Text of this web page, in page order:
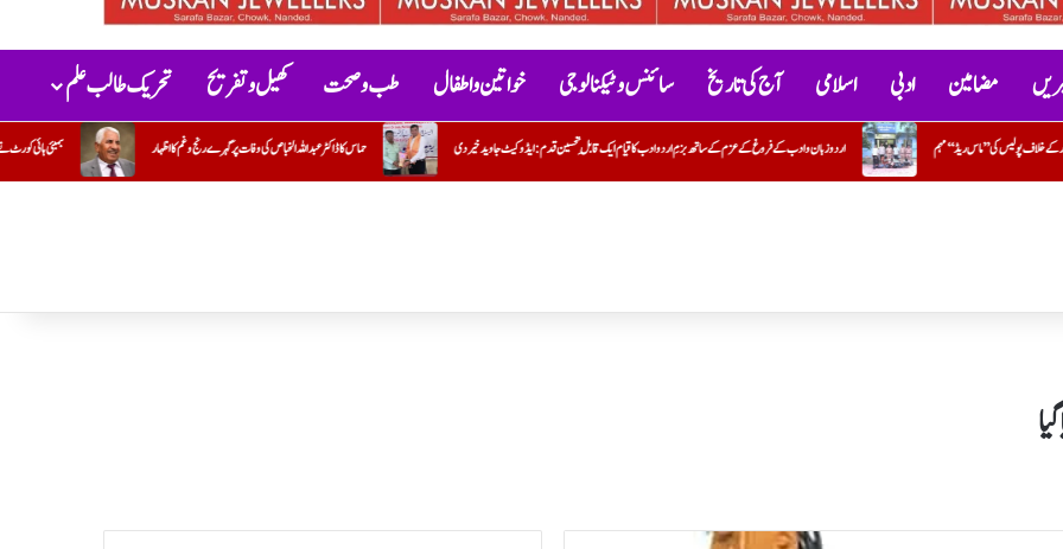
مضامین ادبی اسلامی آج کی تاریخ سائنس و ٹیکنالوجی خواتین و اطفال طب و صحت کھیل و تفریح تحریک طالب علم
بمبئی ہائی کورٹ نے ہڑتالی ڈاکٹروں کی سرزنش کرتے ہوئے ان سے فوری طور پر کام پر واپس آنے کا مطالبہ حماس کا ڈاکٹر عبداللہ الخباص کی وفات پر گہرے رنج وغم کااظہار عزم کے ساتھ بزمِ اردو ادب کا قیام ایک قابلِ تحسین قدم : ایڈوکیٹ جاوید خیردی